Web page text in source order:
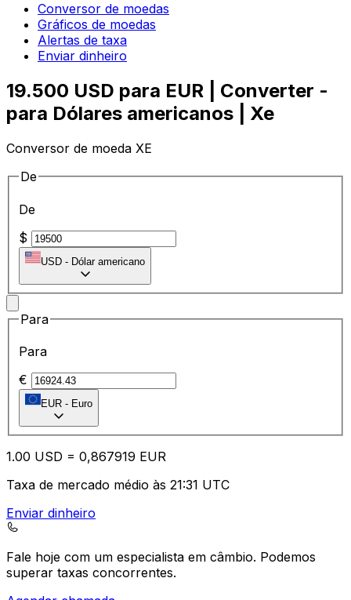
Conversor de moedas
Gráficos de moedas
Alertas de taxa
Enviar dinheiro
19.500 USD para EUR | Converter -
para Dólares americanos | Xe
Conversor de moeda XE
De
De
$
USD - Dólar americano
Para
Para
€
EUR - Euro
1.00 USD = 0,867919 EUR
Taxa de mercado médio às 21:31 UTC
Enviar dinheiro
Fale hoje com um especialista em câmbio. Podemos
superar taxas concorrentes.